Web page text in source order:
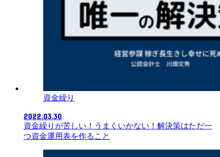
資金繰り
2022.03.30
資金繰りが苦しい！うまくいかない！解決策はただ一
つ資金運用表を作ること